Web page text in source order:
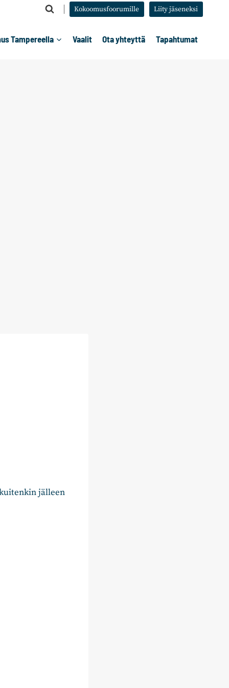
Kokoomusfoorumille Liity jäseneksi
Tampereella Vaalit Ota yhteyttä Tapahtumat
jälleen